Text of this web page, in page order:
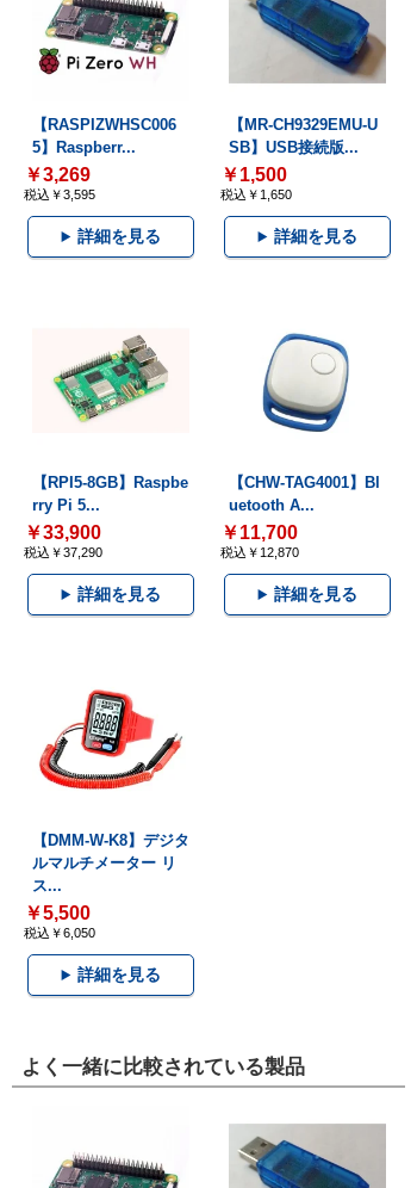
【RASPIZWHSC006
5】Raspberr...
￥3,269
税込￥3,595
詳細を見る
【MR-CH9329EMU-U
SB】USB接続版...
￥1,500
税込￥1,650
詳細を見る
【RPI5-8GB】Raspbe
rry Pi 5...
￥33,900
税込￥37,290
詳細を見る
【CHW-TAG4001】Bl
uetooth A...
￥11,700
税込￥12,870
詳細を見る
【DMM-W-K8】デジタ
ルマルチメーター リ
ス...
￥5,500
税込￥6,050
詳細を見る
よく一緒に比較されている製品